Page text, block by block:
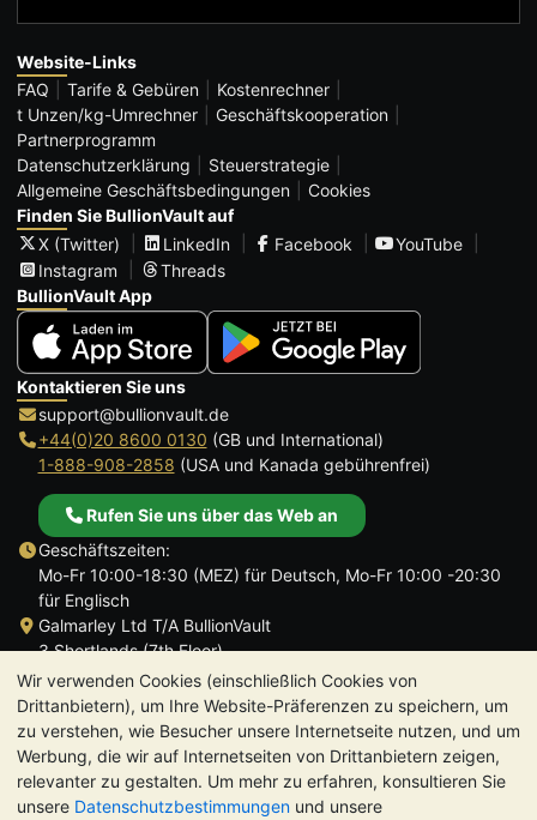
Wir verwenden Cookies (einschließlich Cookies von
Drittanbietern), um Ihre Website-Präferenzen zu speichern, um
zu verstehen, wie Besucher unsere Internetseite nutzen, und um
Werbung, die wir auf Internetseiten von Drittanbietern zeigen,
relevanter zu gestalten. Um mehr zu erfahren, konsultieren Sie
unsere Datenschutzbestimmungen und unsere
Website-Links
FAQ
Tarife & Gebüren
Kostenrechner
t Unzen/kg-Umrechner
Geschäftskooperation
Partnerprogramm
Datenschutzerklärung
Steuerstrategie
Allgemeine Geschäftsbedingungen
Cookies
Finden Sie BullionVault auf
X (Twitter)
LinkedIn Facebook
YouTube
Instagram
Threads
BullionVault App
Kontaktieren Sie uns
support@bullionvault.de
+44(0)20 8600 0130 (GB und International)
1-888-908-2858 (USA und Kanada gebührenfrei)
Rufen Sie uns über das Web an
Geschäftszeiten:
Mo-Fr 10:00-18:30 (MEZ) für Deutsch, Mo-Fr 10:00 -20:30
für Englisch
Galmarley Ltd T/A BullionVault
3 Shortlands (7th Floor)
Hammersmith
London
W6 8DA
Großbritannien